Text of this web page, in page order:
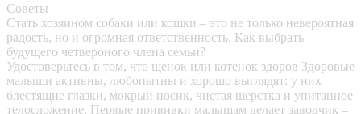
Советы
Стать хозяином собаки или кошки – это не только невероятная
радость, но и огромная ответственность. Как выбрать
будущего четвероного члена семьи?
Удостоверьтесь в том, что щенок или котенок здоров Здоровые
малыши активны, любопытны и хорошо выглядят: у них
блестящие глазки, мокрый носик, чистая шерстка и упитанное
телосложение. Первые прививки малышам делает заводчик –